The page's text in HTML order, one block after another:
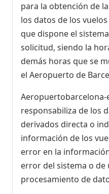
para la obtención de
los datos de los
que dispone el
solicitud, siendo la
demás horas que se
el Aeropuerto de
responsabiliza de los
derivados directa o
información de los
error en la
error del sistema o de
procesamiento de